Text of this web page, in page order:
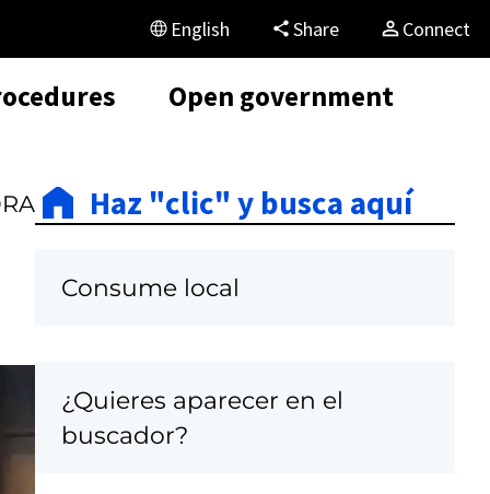
English Share Connect
Open government
C
Haz "clic" y busca aquí
Consume local
¿Quieres aparecer en el
buscador?